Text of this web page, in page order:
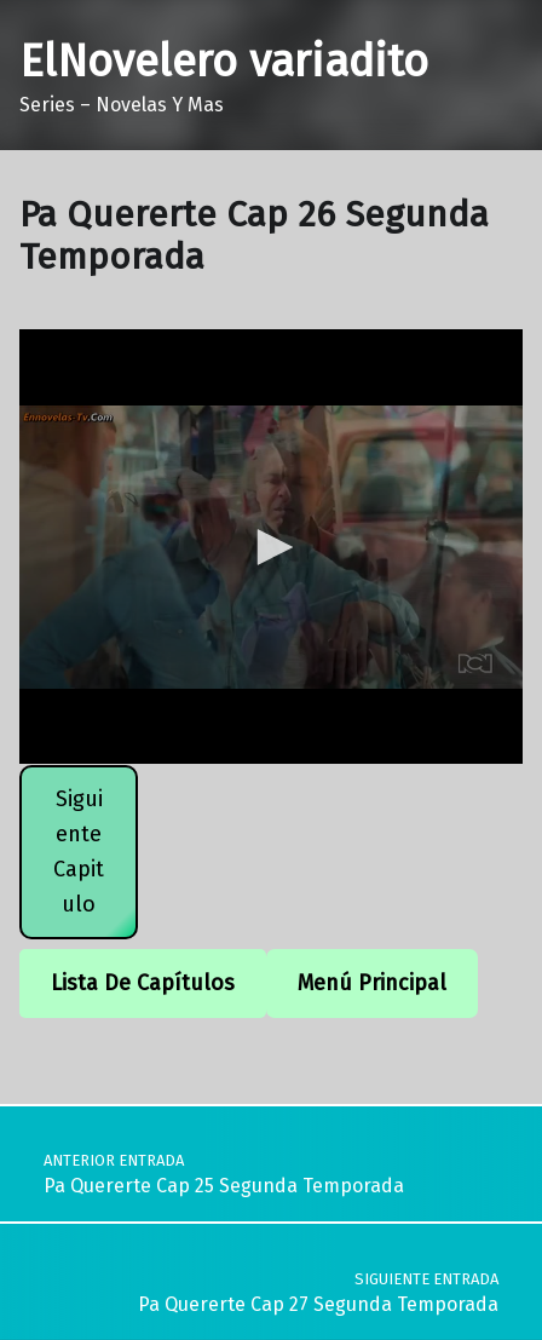
ElNovelero variadito
Series – Novelas Y Mas
Pa Quererte Cap 26 Segunda
Temporada
Sigui
ente
Capit
ulo
Lista De Capítulos Menú Principal
Navegación de entradas
ANTERIOR ENTRADA
Pa Quererte Cap 25 Segunda Temporada
SIGUIENTE ENTRADA
Pa Quererte Cap 27 Segunda Temporada